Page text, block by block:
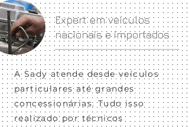
Expert em veículos
nacionais e importados
A Sady atende desde veículos
particulares até grandes
concessionárias. Tudo isso
realizado por técnicos